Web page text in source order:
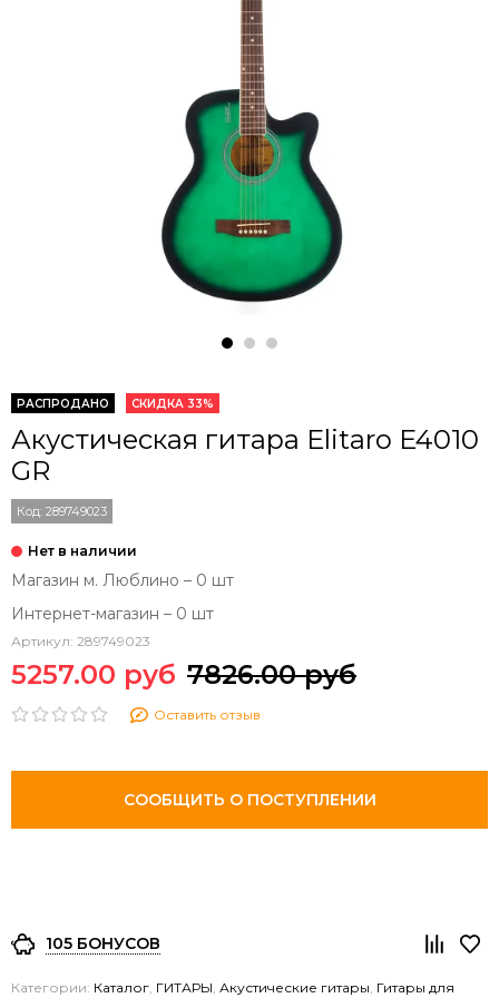
РАСПРОДАНО СКИДКА 33%
Акустическая гитара Elitaro E4010
GR
Код: 289749023
Магазин м. Люблино – 0 шт
Интернет-магазин – 0 шт
Артикул: 289749023
5257.00 руб 7826.00 руб
Оставить отзыв
СООБЩИТЬ О ПОСТУПЛЕНИИ
105 БОНУСОВ
Категории: Каталог, ГИТАРЫ, Акустические гитары, Гитары для